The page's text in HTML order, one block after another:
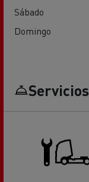
Sábado
Domingo
Servicios